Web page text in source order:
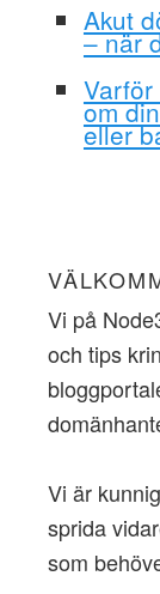
Akut
– när
Varför
om
eller
Vi på
och tips
Vi är
sprida
som